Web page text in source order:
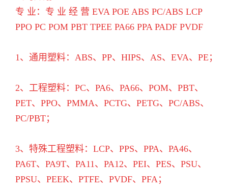
专 业：专 业 经 营 EVA POE ABS PC/ABS LCP
PPO PC POM PBT TPEE PA66 PPA PADF PVDF
1、通用塑料：ABS、PP、HIPS、AS、EVA、PE；
2、工程塑料：PC、PA6、PA66、POM、PBT、
PET、PPO、PMMA、PCTG、PETG、PC/ABS、
PC/PBT；
3、特殊工程塑料：LCP、PPS、PPA、PA46、
PA6T、PA9T、PA11、PA12、PEI、PES、PSU、
PPSU、PEEK、PTFE、PVDF、PFA；